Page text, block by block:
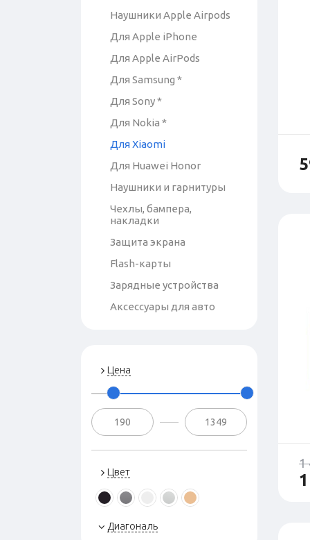
Наушники Apple Airpods
Для Apple iPhone
Для Apple AirPods
Для Samsung *
Для Sony *
Для Nokia *
Для Xiaomi
Для Huawei Honor
Наушники и гарнитуры
Чехлы, бампера,
накладки
Защита экрана
Flash-карты
Зарядные устройства
Аксессуары для авто
Цена
Цвет
Диагональ
1